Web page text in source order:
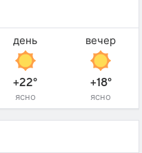
день
+22°
ясно
вечер
+18°
ясно